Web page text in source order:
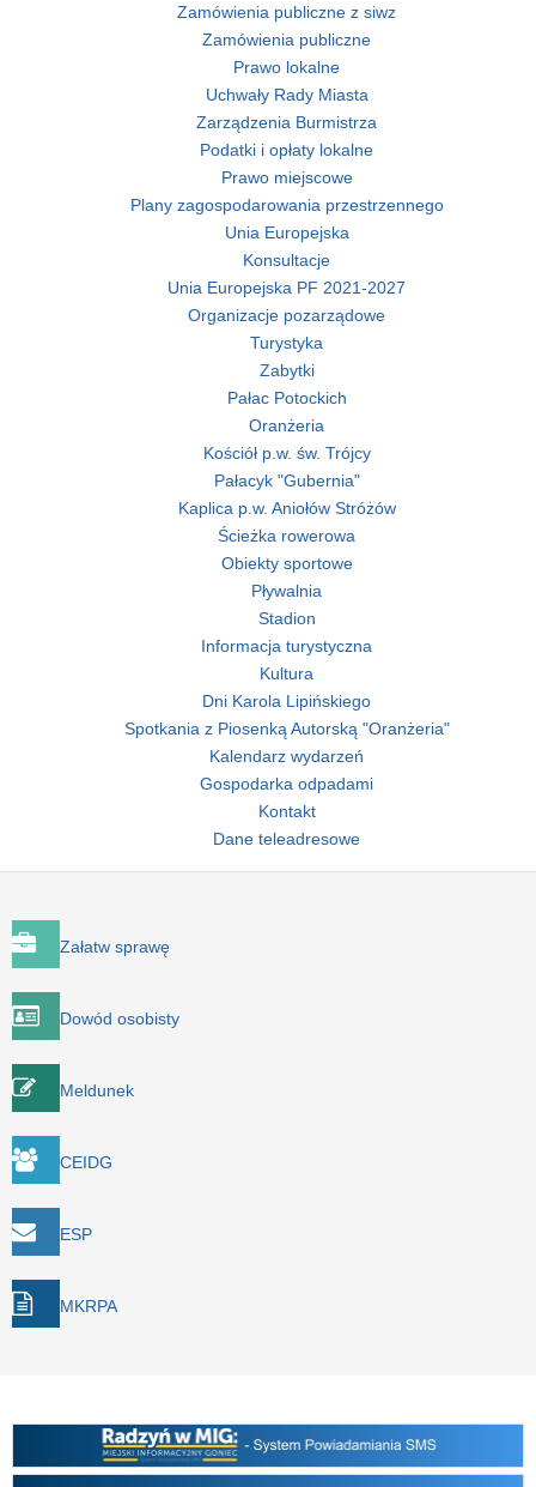
Zamówienia publiczne z siwz
Zamówienia publiczne
Prawo lokalne
Uchwały Rady Miasta
Zarządzenia Burmistrza
Podatki i opłaty lokalne
Prawo miejscowe
Plany zagospodarowania przestrzennego
Unia Europejska
Konsultacje
Unia Europejska PF 2021-2027
Organizacje pozarządowe
Turystyka
Zabytki
Pałac Potockich
Oranżeria
Kościół p.w. św. Trójcy
Pałacyk "Gubernia"
Kaplica p.w. Aniołów Stróżów
Ścieżka rowerowa
Obiekty sportowe
Pływalnia
Stadion
Informacja turystyczna
Kultura
Dni Karola Lipińskiego
Spotkania z Piosenką Autorską "Oranżeria"
Kalendarz wydarzeń
Gospodarka odpadami
Kontakt
Dane teleadresowe
Załatw sprawę
Dowód osobisty
Meldunek
CEIDG
ESP
MKRPA